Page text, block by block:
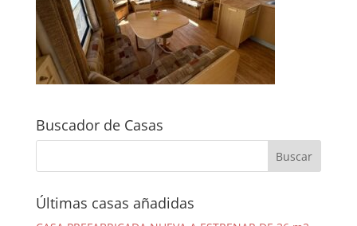
Buscador de Casas
Últimas casas añadidas